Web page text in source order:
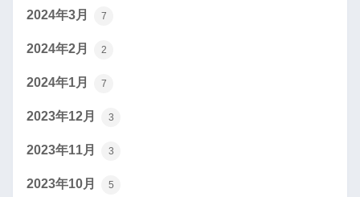
2024年3月 7
2024年2月 2
2024年1月 7
2023年12月 3
2023年11月 3
2023年10月 5